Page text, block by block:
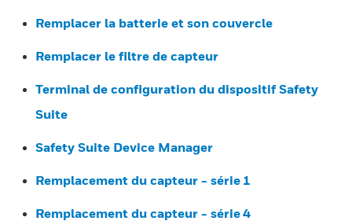
Remplacer la batterie et son couvercle
Remplacer le filtre de capteur
Terminal de configuration du dispositif Safety
Suite
Safety Suite Device Manager
Remplacement du capteur - série 1
Remplacement du capteur - série 4